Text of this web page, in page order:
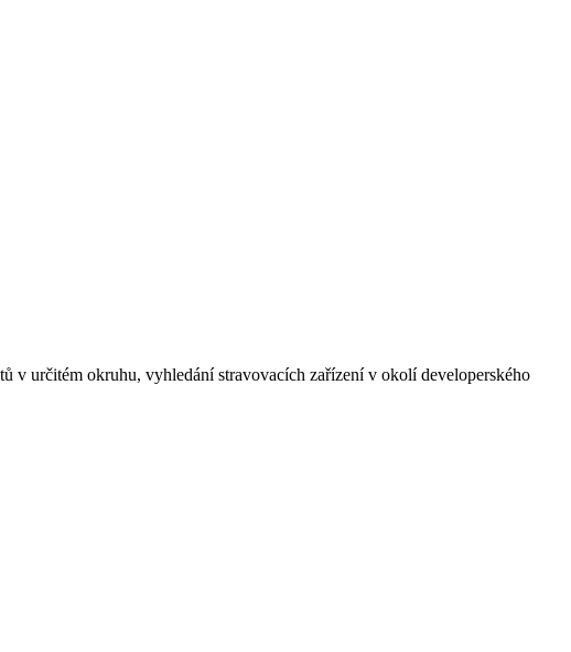
v určitém okruhu, vyhledání stravovacích zařízení v okolí developerského